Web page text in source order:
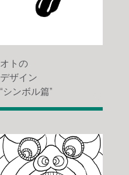
オトの
デザイン
“シンボル篇”